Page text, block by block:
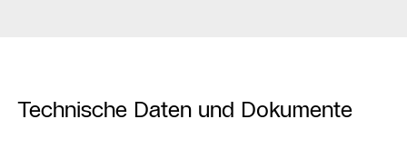
Technische Daten und Dokumente